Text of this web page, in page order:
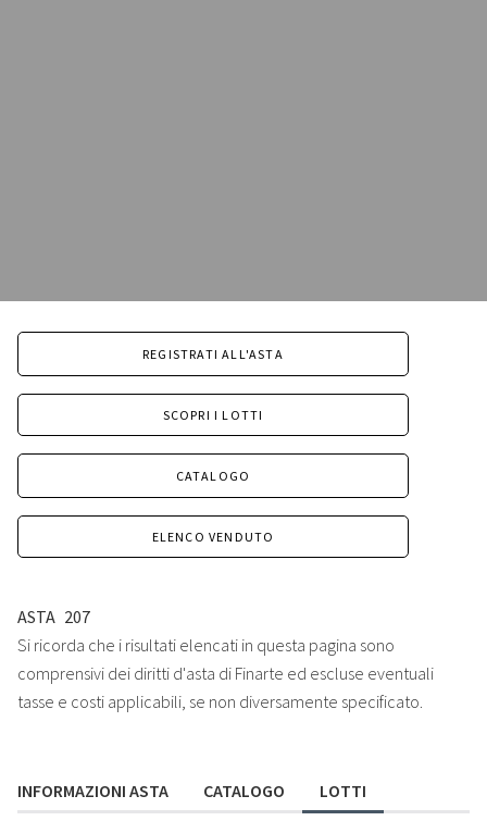
REGISTRATI ALL'ASTA
SCOPRI I LOTTI
CATALOGO
ELENCO VENDUTO
ASTA 207
Si ricorda che i risultati elencati in questa pagina sono
comprensivi dei diritti d'asta di Finarte ed escluse eventuali
tasse e costi applicabili, se non diversamente specificato.
INFORMAZIONI ASTA CATALOGO LOTTI